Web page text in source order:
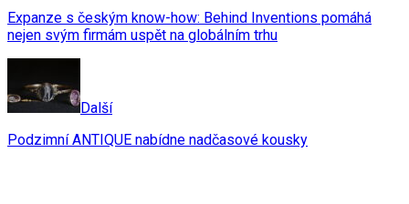
Expanze s českým know-how: Behind Inventions pomáhá
nejen svým firmám uspět na globálním trhu
Další
Podzimní ANTIQUE nabídne nadčasové kousky